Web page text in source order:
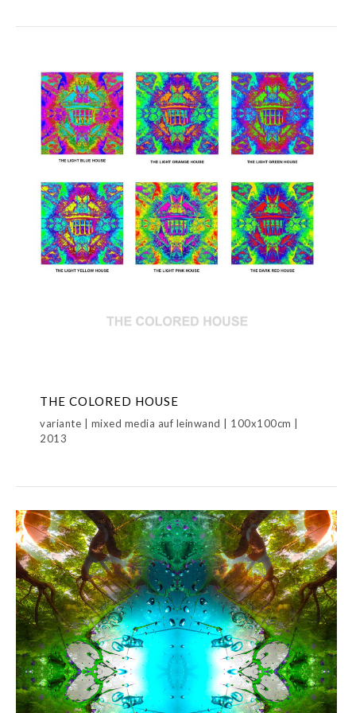
THE COLORED HOUSE
variante | mixed media auf leinwand | 100x100cm |
2013